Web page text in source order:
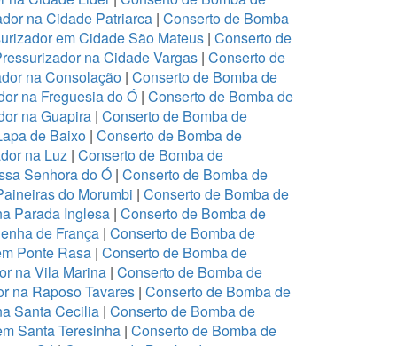
na Cidade Patriarca| Conserto de Bomba
em Cidade São Mateus | Conserto de
na Cidade Vargas | Conserto de
na Consolação | Conserto de Bomba de
na Freguesia do Ó | Conserto de Bomba de
na Guapira| Conserto de Bomba de
de Baixo | Conserto de Bomba de
na Luz | Conserto de Bomba de
Senhora do Ó| Conserto de Bomba de
do Morumbi | Conserto de Bomba de
Parada Inglesa | Conserto de Bomba de
de França | Conserto de Bomba de
Ponte Rasa | Conserto de Bomba de
na Vila Marina| Conserto de Bomba de
na Raposo Tavares| Conserto de Bomba de
Santa Cecilia| Conserto de Bomba de
Santa Teresinha | Conserto de Bomba de